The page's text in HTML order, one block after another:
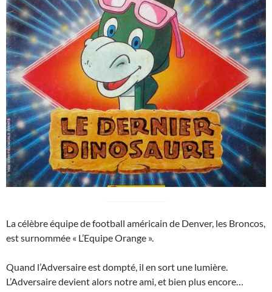
La célèbre équipe de football américain de Denver, les Broncos,
est surnommée « L’Equipe Orange ».
Quand l’Adversaire est dompté, il en sort une lumière.
L’Adversaire devient alors notre ami, et bien plus encore…